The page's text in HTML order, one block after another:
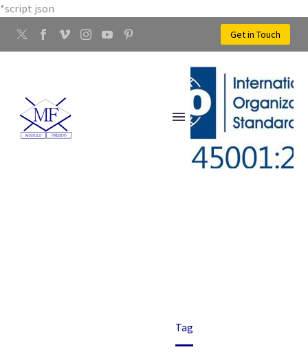
*script json
Get in Touch
Tag